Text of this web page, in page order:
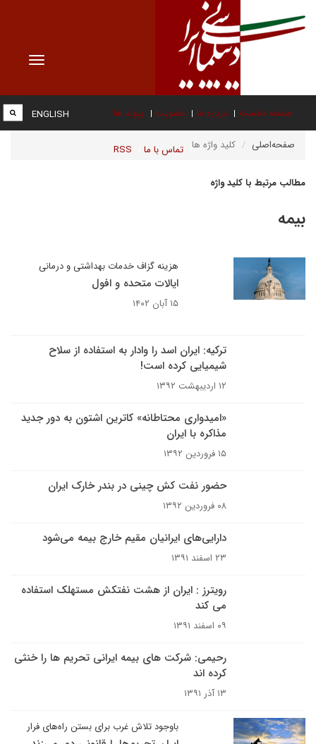
Toggle
صفحه نخست درباره ما عضویت پیوند ها
تماس با ما RSS
ENGLISH
صفحه‌اصلی کلید واژه ها
مطالب مرتبط با کلید واژه
بیمه
هزینه گزاف خدمات بهداشتی و درمانی
ایالات متحده و افول
۱۵ آبان ۱۴۰۲
ترکیه: ایران اسد را وادار به استفاده از سلاح
شیمیایی کرده است!
۱۲ اردیبهشت ۱۳۹۲
«امیدواری محتاطانه» کاترین اشتون به دور جدید
مذاکره با ایران
۱۵ فروردین ۱۳۹۲
حضور نفت کش چینی در بندر خارک ایران
۰۸ فروردین ۱۳۹۲
دارایی‌های ایرانیان مقیم خارج بیمه می‌شود
۲۳ اسفند ۱۳۹۱
رویترز : ایران از هشت نفتکش مستهلک استفاده
می کند
۰۹ اسفند ۱۳۹۱
رحیمی: شرکت های بیمه ایرانی تحریم ها را خنثی
کرده اند
۱۳ آذر ۱۳۹۱
باوجود تلاش غرب برای بستن راه‌های فرار